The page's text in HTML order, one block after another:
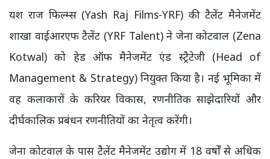
यश राज फिल्म्स (Yash Raj Films-YRF) की टैलेंट मैनेजमेंट
शाखा वाईआरएफ टैलेंट (YRF Talent) ने जेना कोटवाल (Zena
Kotwal) को हेड ऑफ मैनेजमेंट एंड स्ट्रैटेजी (Head of
Management & Strategy) नियुक्त किया है। नई भूमिका में
वह कलाकारों के करियर विकास, रणनीतिक साझेदारियों और
दीर्घकालिक प्रबंधन रणनीतियों का नेतृत्व करेंगी।
जेना कोटवाल के पास टैलेंट मैनेजमेंट उद्योग में 18 वर्षों से अधिक